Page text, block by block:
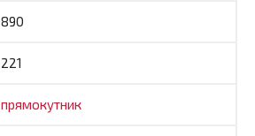
890
221
прямокутник